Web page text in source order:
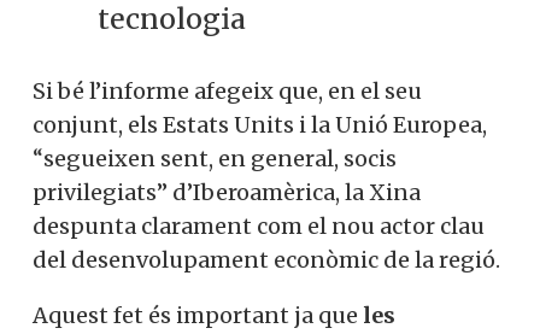
tecnologia
Si bé l’informe afegeix que, en el seu
conjunt, els Estats Units i la Unió Europea,
“segueixen sent, en general, socis
privilegiats” d’Iberoamèrica, la Xina
despunta clarament com el nou actor clau
del desenvolupament econòmic de la regió.
Aquest fet és important ja que les